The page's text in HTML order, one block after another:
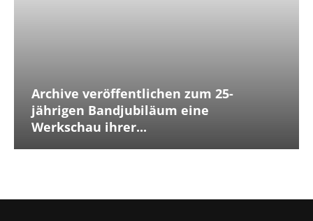
Archive veröffentlichen zum 25-
jährigen Bandjubiläum eine
Werkschau ihrer...